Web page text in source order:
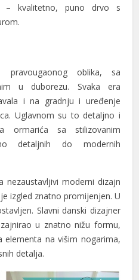
– kvalitetno, puno drvo s
pravougaonog oblika, sa
u duborezu. Svaka era
i na gradnju i uređenje
Uglavnom su to detaljno i
ormarića sa stilizovanim
detaljnih do modernih
nezaustavljivi moderni dizajn
izgled znatno promijenjen. U
Slavni danski dizajner
u znatno nižu formu,
elementa na višim nogarima,
detalja.